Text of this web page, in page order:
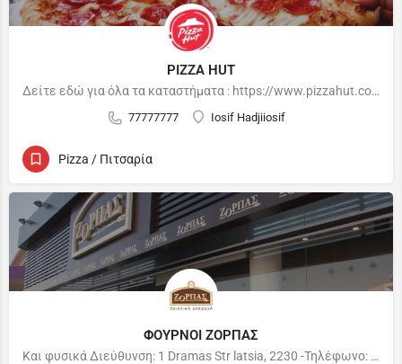
PIZZA HUT
Δείτε εδώ για όλα τα καταστήματα : https://www.pizzahut.com.cy/restaurants/
77777777 Iosif Hadjiiosif
Pizza / Πιτσαρία
ΦΟΥΡΝΟΙ ΖΟΡΠΑΣ
Και φυσικά Διεύθυνση: 1 Dramas Str latsia, 2230 -Τηλέφωνο: 22 430055 Ώρες: Ανοιχτά όλο το…